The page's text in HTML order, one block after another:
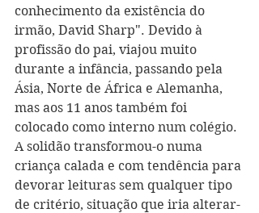
conhecimento da existência do
irmão, David Sharp". Devido à
profissão do pai, viajou muito
durante a infância, passando pela
Ásia, Norte de África e Alemanha,
mas aos 11 anos também foi
colocado como interno num colégio.
A solidão transformou-o numa
criança calada e com tendência para
devorar leituras sem qualquer tipo
de critério, situação que iria alterar-